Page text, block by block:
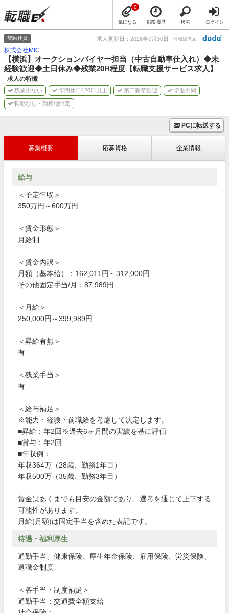
気になる
0
閲覧履歴 検索 ログイン
契約社員 求人更新日：2026年7月30日 情報提供元
株式会社MIC
【横浜】オークションバイヤー担当（中古自動車仕入れ）◆未
経験歓迎◆土日休み◆残業20H程度【転職支援サービス求人】
求人の特徴
残業少ない 年間休日120日以上 第二新卒歓迎 学歴不問
転勤なし・勤務地限定
PCに転送する
募集概要 応募資格 企業情報
給与
＜予定年収＞
350万円～600万円
＜賃金形態＞
月給制
＜賃金内訳＞
月額（基本給）：162,011円～312,000円
その他固定手当/月：87,989円
＜月給＞
250,000円～399,989円
＜昇給有無＞
有
＜残業手当＞
有
＜給与補足＞
※能力・経験・前職給を考慮して決定します。
■昇給：年2回※過去6ヶ月間の実績を基に評価
■賞与：年2回
■年収例：
年収364万（28歳、勤務1年目）
年収500万（35歳、勤務3年目）
賃金はあくまでも目安の金額であり、選考を通じて上下する
可能性があります。
月給(月額)は固定手当を含めた表記です。
待遇・福利厚生
通勤手当、健康保険、厚生年金保険、雇用保険、労災保険、
退職金制度
＜各手当・制度補足＞
通勤手当：交通費全額支給